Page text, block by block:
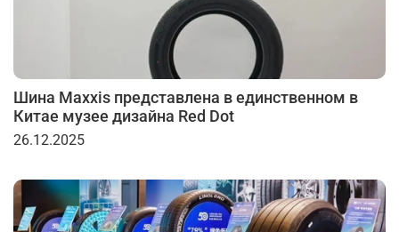
Шина Maxxis представлена в единственном в
Китае музее дизайна Red Dot
26.12.2025